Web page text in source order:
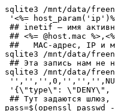
sqlite3 /mnt/data/
'<%=
## inetif — имя
## <%= @host.mac
##   MAC-адрес, IP и
sqlite3 /mnt/data/
## Эта запись нам не
sqlite3 /mnt/data/
'{\"type\":
## Тут задаются шлюз,
pass=$(openssl passwd